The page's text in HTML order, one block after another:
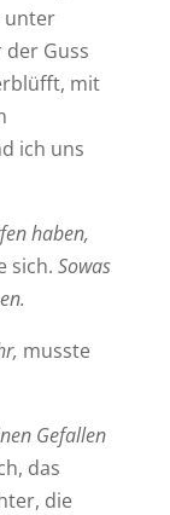
unter
Guss
mit
ich uns
haben,
sich. Sowas
musste
Gefallen
das
die